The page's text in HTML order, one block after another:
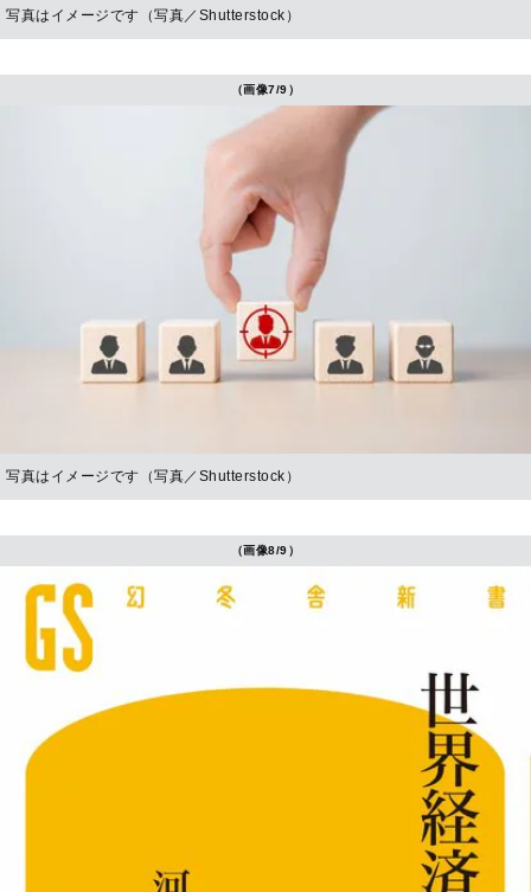
写真はイメージです（写真／Shutterstock）
（画像7/9）
写真はイメージです（写真／Shutterstock）
（画像8/9）